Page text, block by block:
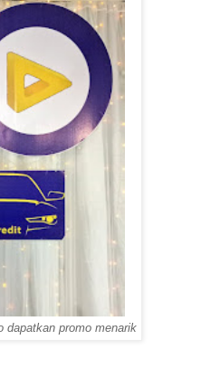
dapatkan promo menarik